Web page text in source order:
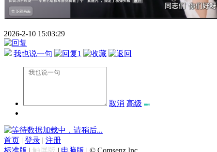
2026-2-10 15:03:29
我也说一句 1
取消 高级
数据加载中，请稍后...
首页 | 登录 | 注册
标准版 | 触屏版 | 电脑版 | © Comsenz Inc.